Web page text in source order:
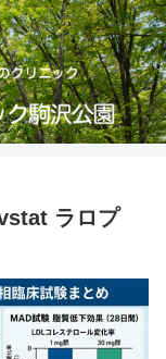
ラロプ